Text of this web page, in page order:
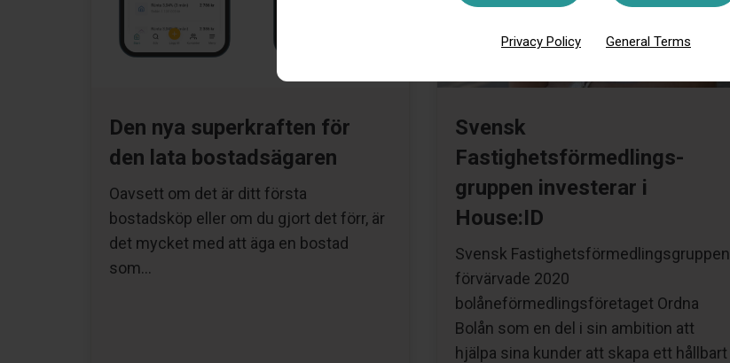
Privacy Policy General Terms
Den nya superkraften för
den lata bostadsägaren
Oavsett om det är ditt första
bostadsköp eller om du gjort det förr, är
det mycket med att äga en bostad
som…
Svensk
Fastighetsförmedlings-
gruppen investerar i
House:ID
Svensk Fastighetsförmedlingsgruppen
förvärvade 2020
bolåneförmedlingsföretaget Ordna
Bolån som en del i sin ambition att
hjälpa sina kunder att skapa ett hållbart